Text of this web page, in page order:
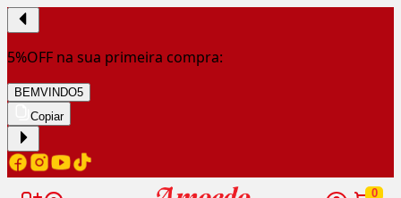
5%OFF na sua primeira compra:
BEMVINDO5
Copiar
0